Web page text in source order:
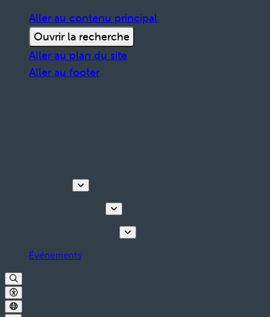
Aller au contenu principal
Ouvrir la recherche
Aller au plan du site
Aller au footer
Événements